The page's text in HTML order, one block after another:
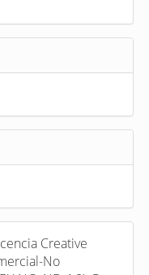
Creative
No